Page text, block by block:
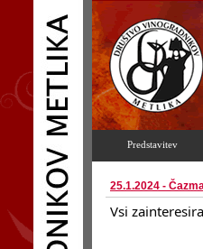
Predstavitev
25.1.2024 -
Vsi